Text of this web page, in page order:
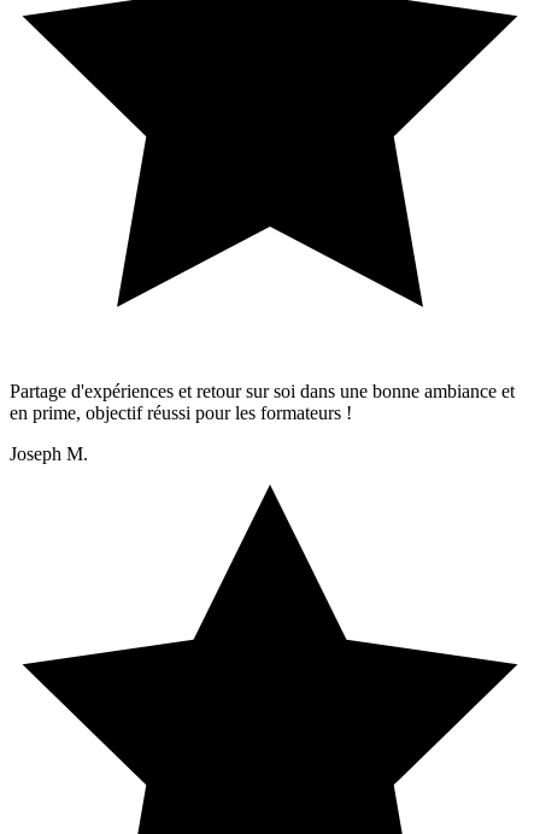
Partage d'expériences et retour sur soi dans une bonne ambiance et
en prime, objectif réussi pour les formateurs !
Joseph M.